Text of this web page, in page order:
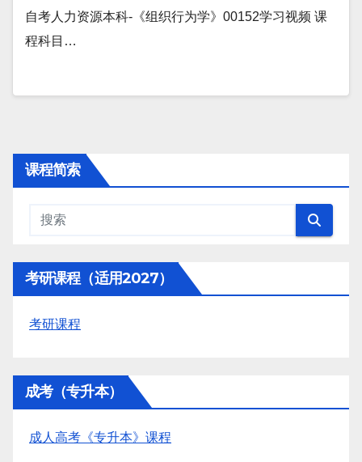
自考人力资源本科-《组织行为学》00152学习视频 课
程科目…
课程简索
考研课程（适用2027）
考研课程
成考（专升本）
成人高考《专升本》课程